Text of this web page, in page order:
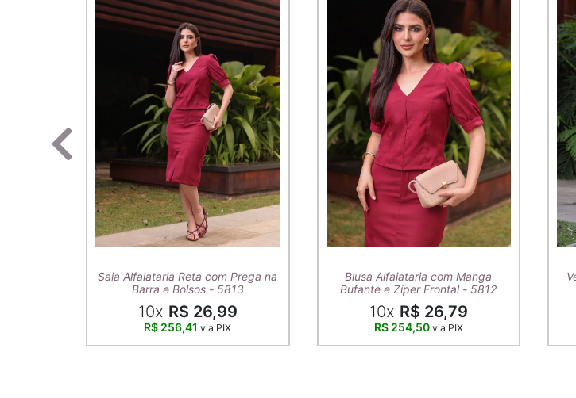
Saia Alfaiataria Reta com Prega na
Barra e Bolsos - 5813
10x R$ 26,99
R$ 256,41via PIX
Blusa Alfaiataria com Manga
Bufante e Zíper Frontal - 5812
10x R$ 26,79
R$ 254,50 via PIX